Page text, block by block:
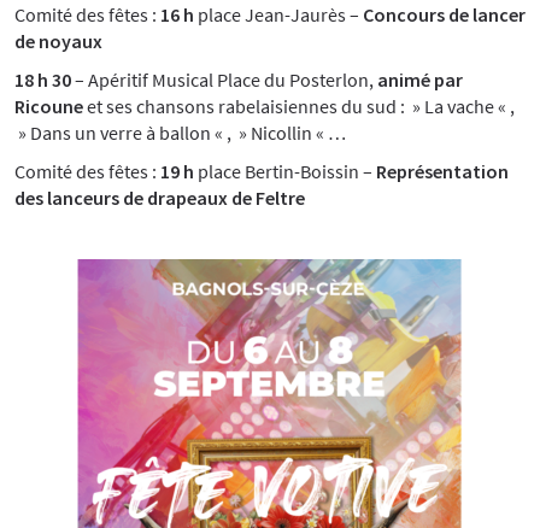
Comité des fêtes : 16 h place Jean-Jaurès – Concours de lancer
de noyaux
18 h 30– Apéritif Musical Place du Posterlon, animé par
Ricouneet ses chansons rabelaisiennes du sud : » La vache « ,
» Dans un verre à ballon « , » Nicollin « …
Comité des fêtes : 19 h place Bertin-Boissin – Représentation
des lanceurs de drapeaux de Feltre